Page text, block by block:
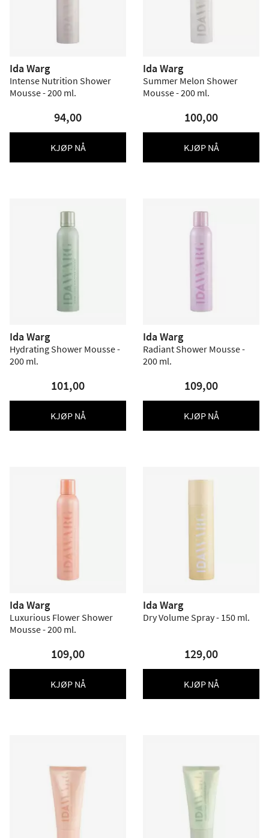
Ida Warg
Intense Nutrition Shower
Mousse - 200 ml.
94,00
KJØP NÅ
Ida Warg
Summer Melon Shower
Mousse - 200 ml.
100,00
KJØP NÅ
Ida Warg
Hydrating Shower Mousse -
200 ml.
101,00
KJØP NÅ
Ida Warg
Radiant Shower Mousse -
200 ml.
109,00
KJØP NÅ
Ida Warg
Luxurious Flower Shower
Mousse - 200 ml.
109,00
KJØP NÅ
Ida Warg
Dry Volume Spray - 150 ml.
129,00
KJØP NÅ